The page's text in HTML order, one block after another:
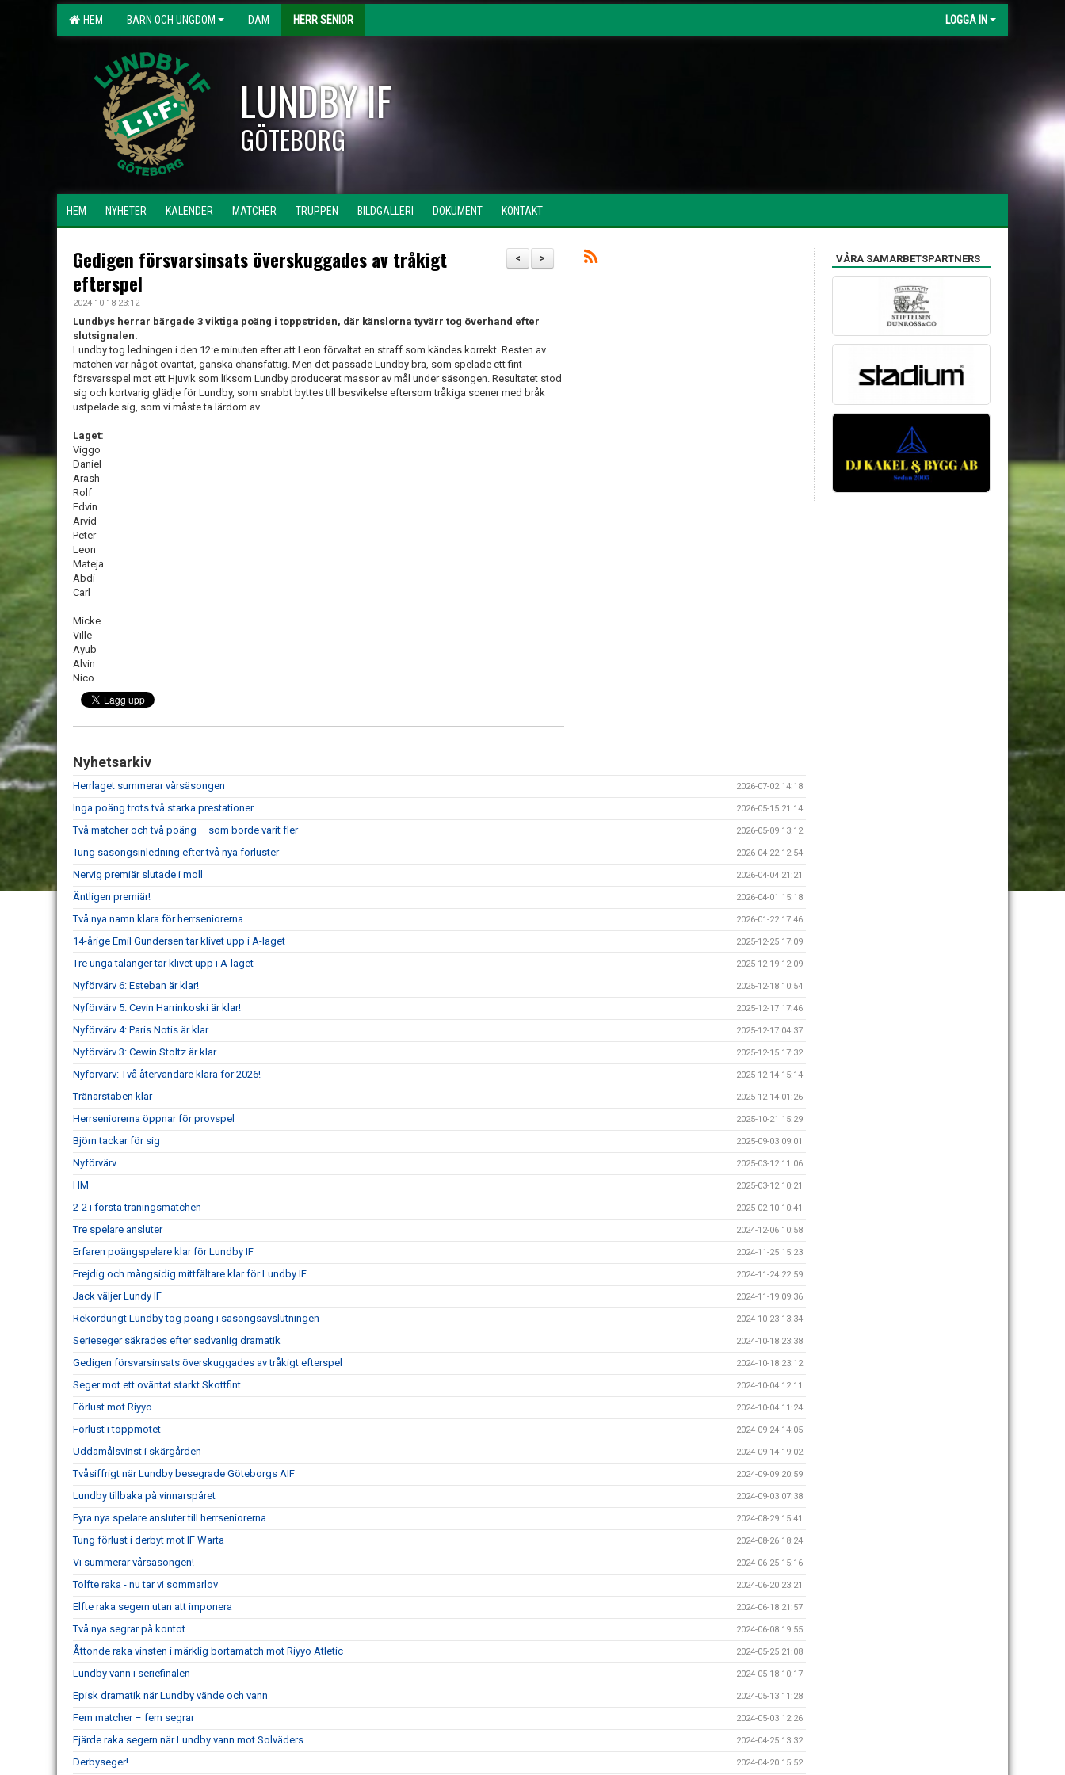
HEM BARN OCH UNGDOM DAM HERR SENIOR LOGGA IN
LUNDBY IF
GÖTEBORG
HEM NYHETER KALENDER MATCHER TRUPPEN BILDGALLERI DOKUMENT KONTAKT
>
<
Gedigen försvarsinsats överskuggades av tråkigt
efterspel
2024-10-18 23:12
Lundbys herrar bärgade 3 viktiga poäng i toppstriden, där känslorna tyvärr tog överhand efter
slutsignalen.
Lundby tog ledningen i den 12:e minuten efter att Leon förvaltat en straff som kändes korrekt. Resten av
matchen var något oväntat, ganska chansfattig. Men det passade Lundby bra, som spelade ett fint
försvarsspel mot ett Hjuvik som liksom Lundby producerat massor av mål under säsongen. Resultatet stod
sig och kortvarig glädje för Lundby, som snabbt byttes till besvikelse eftersom tråkiga scener med bråk
ustpelade sig, som vi måste ta lärdom av.
Laget:
Viggo
Daniel
Arash
Rolf
Edvin
Arvid
Peter
Leon
Mateja
Abdi
Carl
Micke
Ville
Ayub
Alvin
Nico
Nyhetsarkiv
Herrlaget summerar vårsäsongen 2026-07-02 14:18
Inga poäng trots två starka prestationer 2026-05-15 21:14
Två matcher och två poäng – som borde varit fler 2026-05-09 13:12
Tung säsongsinledning efter två nya förluster 2026-04-22 12:54
Nervig premiär slutade i moll 2026-04-04 21:21
Äntligen premiär! 2026-04-01 15:18
Två nya namn klara för herrseniorerna 2026-01-22 17:46
14-årige Emil Gundersen tar klivet upp i A-laget 2025-12-25 17:09
Tre unga talanger tar klivet upp i A-laget 2025-12-19 12:09
Nyförvärv 6: Esteban är klar! 2025-12-18 10:54
Nyförvärv 5: Cevin Harrinkoski är klar! 2025-12-17 17:46
Nyförvärv 4: Paris Notis är klar 2025-12-17 04:37
Nyförvärv 3: Cewin Stoltz är klar 2025-12-15 17:32
Nyförvärv: Två återvändare klara för 2026! 2025-12-14 15:14
Tränarstaben klar 2025-12-14 01:26
Herrseniorerna öppnar för provspel 2025-10-21 15:29
Björn tackar för sig 2025-09-03 09:01
Nyförvärv 2025-03-12 11:06
HM 2025-03-12 10:21
2-2 i första träningsmatchen 2025-02-10 10:41
Tre spelare ansluter 2024-12-06 10:58
Erfaren poängspelare klar för Lundby IF 2024-11-25 15:23
Frejdig och mångsidig mittfältare klar för Lundby IF 2024-11-24 22:59
Jack väljer Lundy IF 2024-11-19 09:36
Rekordungt Lundby tog poäng i säsongsavslutningen 2024-10-23 13:34
Serieseger säkrades efter sedvanlig dramatik 2024-10-18 23:38
Gedigen försvarsinsats överskuggades av tråkigt efterspel 2024-10-18 23:12
Seger mot ett oväntat starkt Skottfint 2024-10-04 12:11
Förlust mot Riyyo 2024-10-04 11:24
Förlust i toppmötet 2024-09-24 14:05
Uddamålsvinst i skärgården 2024-09-14 19:02
Tvåsiffrigt när Lundby besegrade Göteborgs AIF 2024-09-09 20:59
Lundby tillbaka på vinnarspåret 2024-09-03 07:38
Fyra nya spelare ansluter till herrseniorerna 2024-08-29 15:41
Tung förlust i derbyt mot IF Warta 2024-08-26 18:24
Vi summerar vårsäsongen! 2024-06-25 15:16
Tolfte raka - nu tar vi sommarlov 2024-06-20 23:21
Elfte raka segern utan att imponera 2024-06-18 21:57
Två nya segrar på kontot 2024-06-08 19:55
Åttonde raka vinsten i märklig bortamatch mot Riyyo Atletic 2024-05-25 21:08
Lundby vann i seriefinalen 2024-05-18 10:17
Episk dramatik när Lundby vände och vann 2024-05-13 11:28
Fem matcher – fem segrar 2024-05-03 12:26
Fjärde raka segern när Lundby vann mot Solväders 2024-04-25 13:32
Derbyseger! 2024-04-20 15:52
VÅRA SAMARBETSPARTNERS